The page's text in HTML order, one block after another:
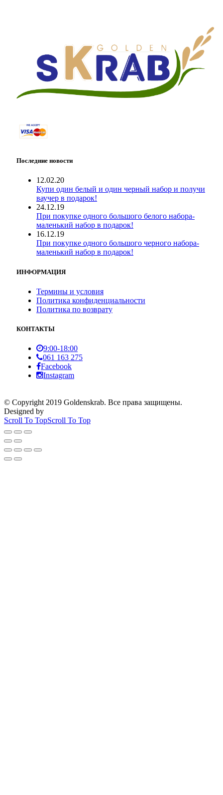
Последние новости
12.02.20
Купи один белый и один черный набор и получи
ваучер в подарок!
24.12.19
При покупке одного большого белого набора-
маленький набор в подарок!
16.12.19
При покупке одного большого черного набора-
маленький набор в подарок!
ИНФОРМАЦИЯ
Термины и условия
Политика конфиденциальности
Политика по возврату
КОНТАКТЫ
9:00-18:00
061 163 275
Facebook
Instagram
© Copyright 2019 Goldenskrab. Все права защищены.
Designed by
Scroll To TopScroll To Top